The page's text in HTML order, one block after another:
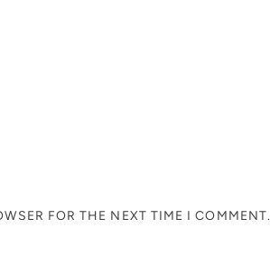
FOR THE NEXT TIME I COMMENT.